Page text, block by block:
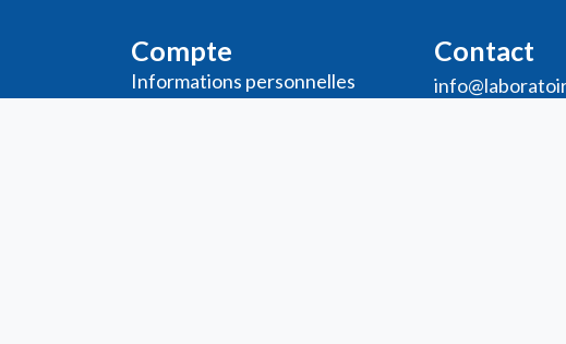
Compte
Informations personnelles
Contact